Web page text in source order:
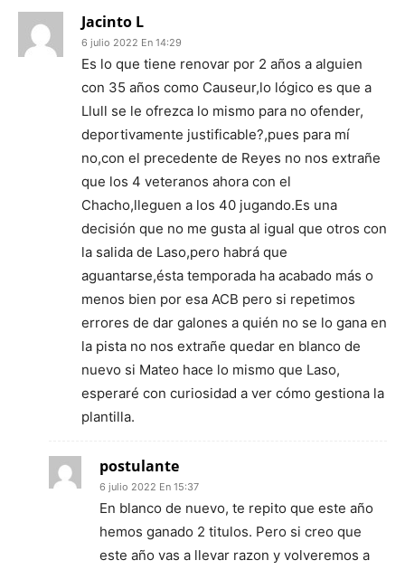
Jacinto L
6 julio 2022 En 14:29
Es lo que tiene renovar por 2 años a alguien
con 35 años como Causeur,lo lógico es que a
Llull se le ofrezca lo mismo para no ofender,
deportivamente justificable?,pues para mí
no,con el precedente de Reyes no nos extrañe
que los 4 veteranos ahora con el
Chacho,lleguen a los 40 jugando.Es una
decisión que no me gusta al igual que otros con
la salida de Laso,pero habrá que
aguantarse,ésta temporada ha acabado más o
menos bien por esa ACB pero si repetimos
errores de dar galones a quién no se lo gana en
la pista no nos extrañe quedar en blanco de
nuevo si Mateo hace lo mismo que Laso,
esperaré con curiosidad a ver cómo gestiona la
plantilla.
postulante
6 julio 2022 En 15:37
En blanco de nuevo, te repito que este año
hemos ganado 2 titulos. Pero si creo que
este año vas a llevar razon y volveremos a